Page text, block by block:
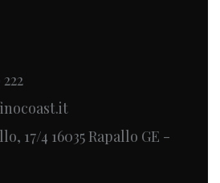
17/4 16035 Rapallo GE -